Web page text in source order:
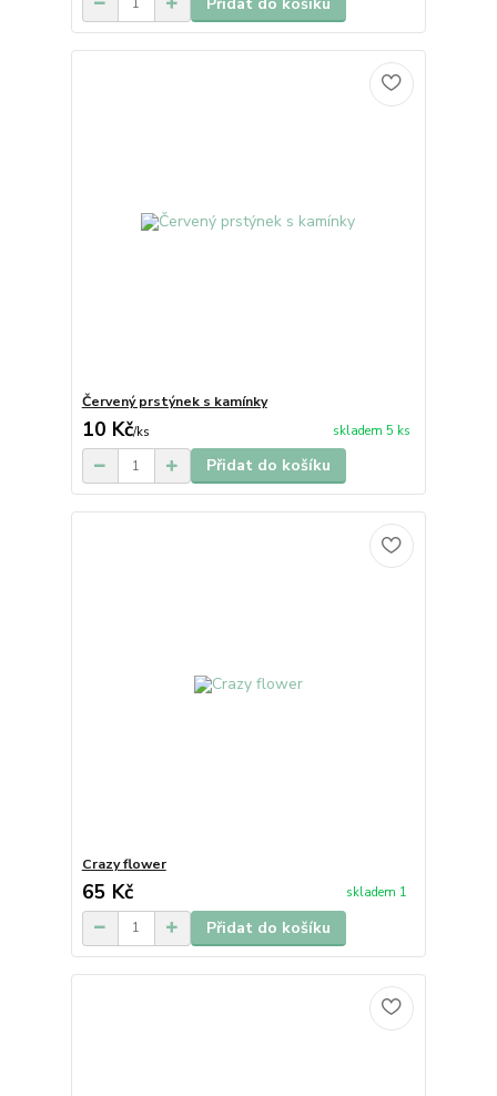
Červený prstýnek s kamínky
10 Kč/ks skladem 5 ks
Přidat do košíku
Crazy flower
65 Kč skladem 1
Přidat do košíku